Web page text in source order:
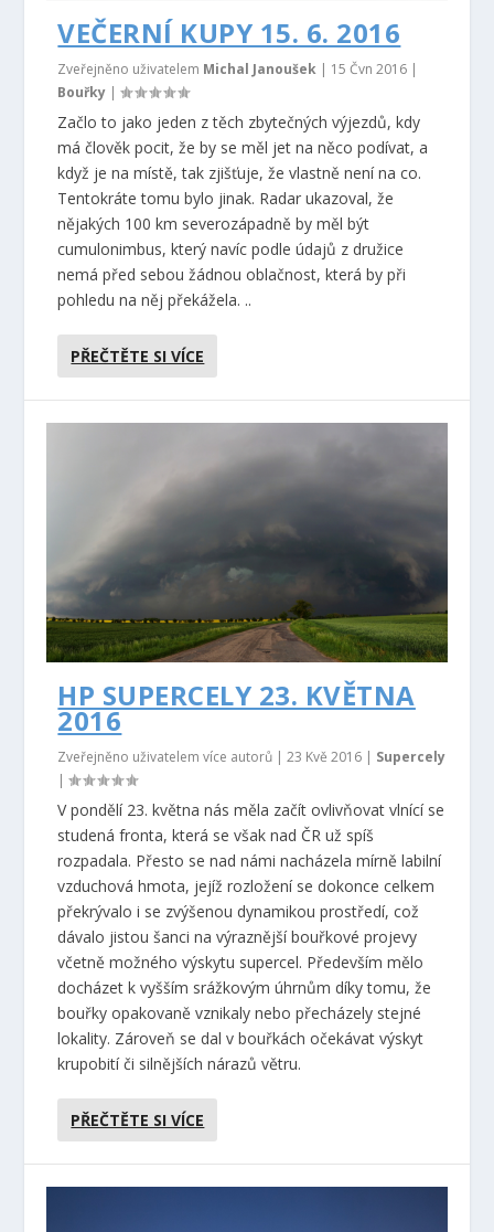
VEČERNÍ KUPY 15. 6. 2016
Zveřejněno uživatelem Michal Janoušek | 15 Čvn 2016 |
Bouřky |
Začlo to jako jeden z těch zbytečných výjezdů, kdy
má člověk pocit, že by se měl jet na něco podívat, a
když je na místě, tak zjišťuje, že vlastně není na co.
Tentokráte tomu bylo jinak. Radar ukazoval, že
nějakých 100 km severozápadně by měl být
cumulonimbus, který navíc podle údajů z družice
nemá před sebou žádnou oblačnost, která by při
pohledu na něj překážela. ..
PŘEČTĚTE SI VÍCE
HP SUPERCELY 23. KVĚTNA
2016
Zveřejněno uživatelem více autorů |23 Kvě 2016 | Supercely
|
V pondělí 23. května nás měla začít ovlivňovat vlnící se
studená fronta, která se však nad ČR už spíš
rozpadala. Přesto se nad námi nacházela mírně labilní
vzduchová hmota, jejíž rozložení se dokonce celkem
překrývalo i se zvýšenou dynamikou prostředí, což
dávalo jistou šanci na výraznější bouřkové projevy
včetně možného výskytu supercel. Především mělo
docházet k vyšším srážkovým úhrnům díky tomu, že
bouřky opakovaně vznikaly nebo přecházely stejné
lokality. Zároveň se dal v bouřkách očekávat výskyt
krupobití či silnějších nárazů větru.
PŘEČTĚTE SI VÍCE